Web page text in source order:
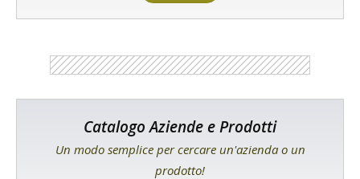
Catalogo Aziende e Prodotti
Un modo semplice per cercare un'azienda o un
prodotto!